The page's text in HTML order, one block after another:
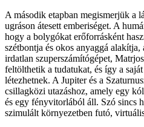
A második etapban megismerjük a
ugráson átesett emberiséget. A
hogy a bolygókat erőforrásként
szétbontja és okos anyaggá
irdatlan szuperszámítógépet,
feltölthetik a tudatukat, és így a
létezhetnek. A Jupiter és a
csillagközi utazáshoz, amely egy
és egy fényvitorlából áll. Szó sincs
szimulált környezetben futó,